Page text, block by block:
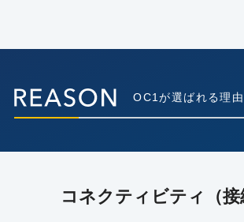
OC1が選ばれる理由
コネクティビティ（接